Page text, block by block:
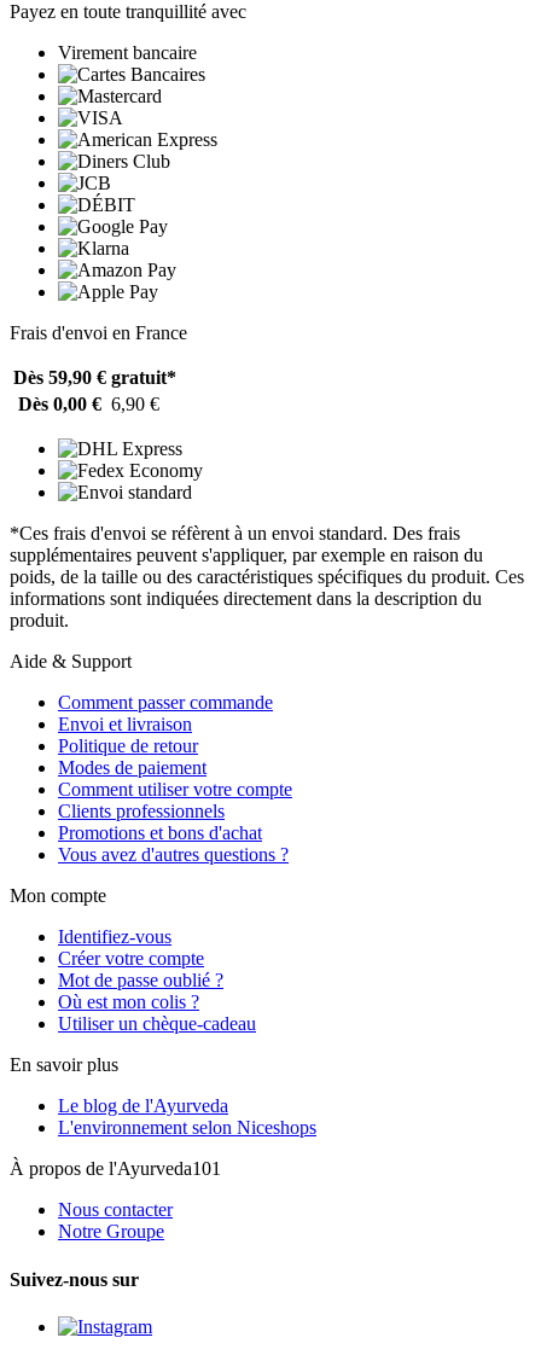
Payez en toute tranquillité avec
Virement bancaire
Frais d'envoi en France
Dès 59,90 € gratuit*
Dès 0,00 € 6,90 €
*Ces frais d'envoi se réfèrent à un envoi standard. Des frais
supplémentaires peuvent s'appliquer, par exemple en raison du
poids, de la taille ou des caractéristiques spécifiques du produit. Ces
informations sont indiquées directement dans la description du
produit.
Aide & Support
Comment passer commande
Envoi et livraison
Politique de retour
Modes de paiement
Comment utiliser votre compte
Clients professionnels
Promotions et bons d'achat
Vous avez d'autres questions ?
Mon compte
Identifiez-vous
Créer votre compte
Mot de passe oublié ?
Où est mon colis ?
Utiliser un chèque-cadeau
En savoir plus
Le blog de l'Ayurveda
L'environnement selon Niceshops
À propos de l'Ayurveda101
Nous contacter
Notre Groupe
Suivez-nous sur